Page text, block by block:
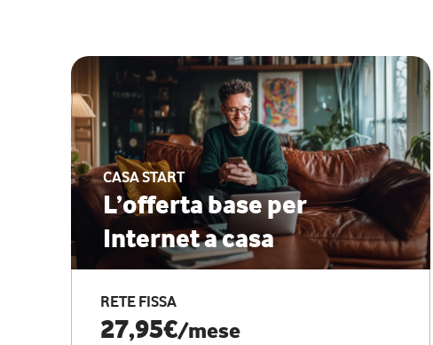
CASA START
L’offerta base per
Internet a casa
RETE FISSA
27,95€/mese